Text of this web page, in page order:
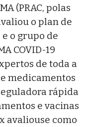
(PRAC, polas
o plan de
o grupo de
COVID-19
de toda a
medicamentos
rápida
e vacinas
avaliouse como